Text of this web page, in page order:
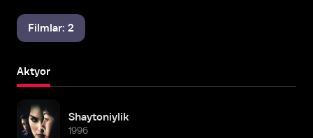
Filmlar: 2
Aktyor
Shaytoniylik
1996